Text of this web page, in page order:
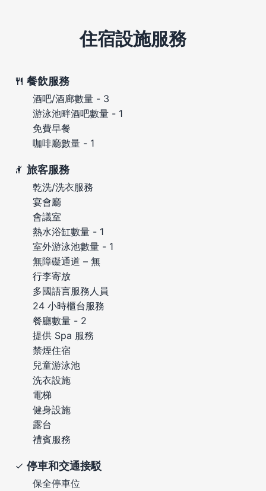
住宿設施服務
餐飲服務
酒吧/酒廊數量 - 3
游泳池畔酒吧數量 - 1
免費早餐
咖啡廳數量 - 1
旅客服務
乾洗/洗衣服務
宴會廳
會議室
熱水浴缸數量 - 1
室外游泳池數量 - 1
無障礙通道 – 無
行李寄放
多國語言服務人員
24 小時櫃台服務
餐廳數量 - 2
提供 Spa 服務
禁煙住宿
兒童游泳池
洗衣設施
電梯
健身設施
露台
禮賓服務
停車和交通接駁
保全停車位